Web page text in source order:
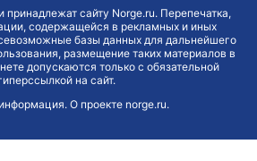
сайту Norge.ru. Перепечатка,
содержащейся в рекламных и иных
базы данных для дальнейшего
размещение таких материалов в
допускаются только с обязательной
на сайт.
. О проекте norge.ru.